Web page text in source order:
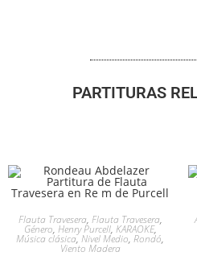
PARTITURAS
Flauta Travesera, Flauta Travesera,
Género, Henry Purcell, KARAOKE,
Música clásica,Nivel Medio, Rondó,
Viento Madera